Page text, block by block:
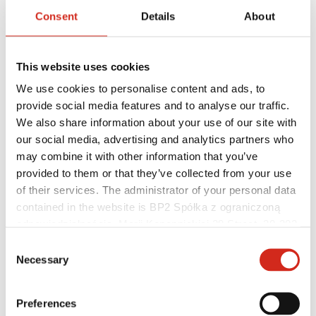
Consent Details About
This website uses cookies
We use cookies to personalise content and ads, to
provide social media features and to analyse our traffic.
We also share information about your use of our site with
our social media, advertising and analytics partners who
may combine it with other information that you’ve
provided to them or that they’ve collected from your use
of their services. The administrator of your personal data
contained in the website is BP2 Spółka z ograniczoną
121387608.
Selection
Necessary
Preferences
Architektai
BIM biblioteka
3D Modeliai
BP2 įskiepis „Revit“